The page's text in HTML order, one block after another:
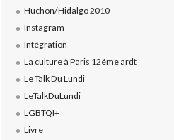
Huchon/Hidalgo 2010
Instagram
Intégration
La culture à Paris 12éme ardt
Le Talk Du Lundi
LeTalkDuLundi
LGBTQI+
Livre